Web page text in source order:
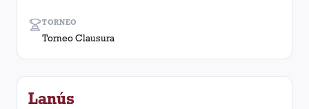
TORNEO
Torneo Clausura
Lanús